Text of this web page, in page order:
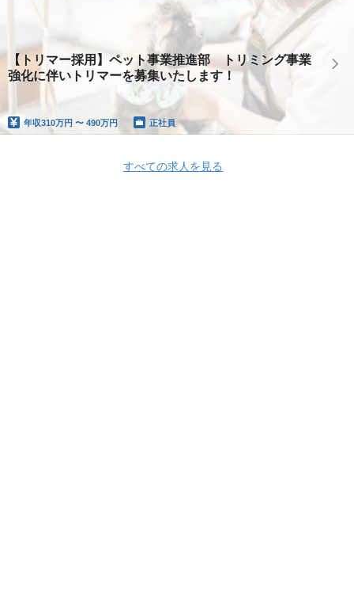
【トリマー採用】ペット事業推進部 トリミング事業
強化に伴いトリマーを募集いたします！
年収310万円 〜 490万円 正社員
すべての求人を見る